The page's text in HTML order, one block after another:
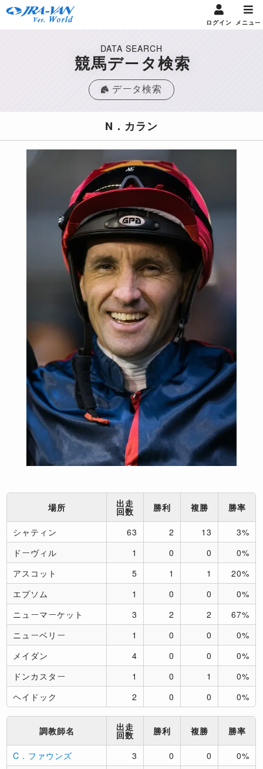
ログイン メニュー
DATA SEARCH
競馬データ検索
データ検索
N．カラン
場所 出走
回数 勝利 複勝 勝率
シャティン 63 2 13
3%
ドーヴィル
1 0 0
0%
アスコット
5 1 1
20%
エプソム
1 0 0
0%
ニューマーケット
3 2 2
67%
ニューベリー
1 0 0
0%
メイダン
4 0 0
0%
ドンカスター
1 0 1
0%
ヘイドック
2 0 0 0%
調教師名 出走
回数 勝利 複勝 勝率
C．ファウンズ 3 0 0
0%